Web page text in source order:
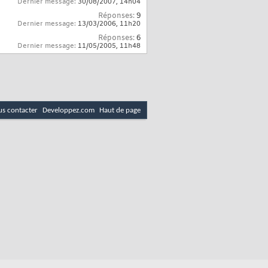
Dernier message: 30/08/2007, 14h04
Réponses:9
Dernier message: 13/03/2006, 11h20
Réponses:6
Dernier message: 11/05/2005, 11h48
contacter Developpez.com Haut de page